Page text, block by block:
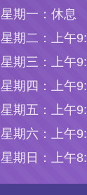
星期一： 休息
星期二： 上午
星期三： 上午
星期四： 上午
星期五： 上午
星期六： 上午
星期日： 上午